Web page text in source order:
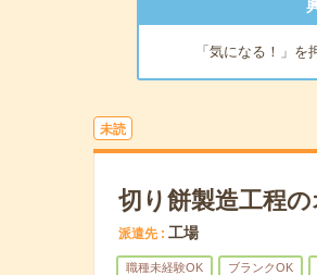
「気になる！」
未読
切り餅製造工程
派遣先 工場
職種未経験OK ブランクOK